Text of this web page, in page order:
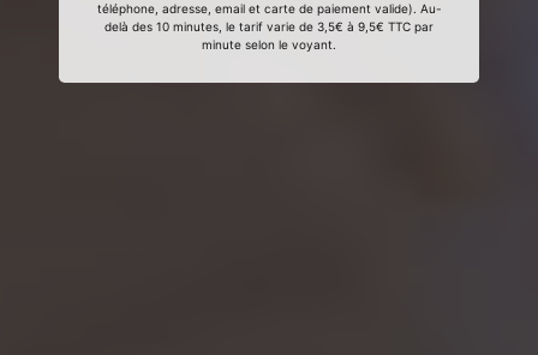
téléphone, adresse, email et carte de paiement valide). Au-
delà des 10 minutes, le tarif varie de 3,5€ à 9,5€ TTC par
minute selon le voyant.